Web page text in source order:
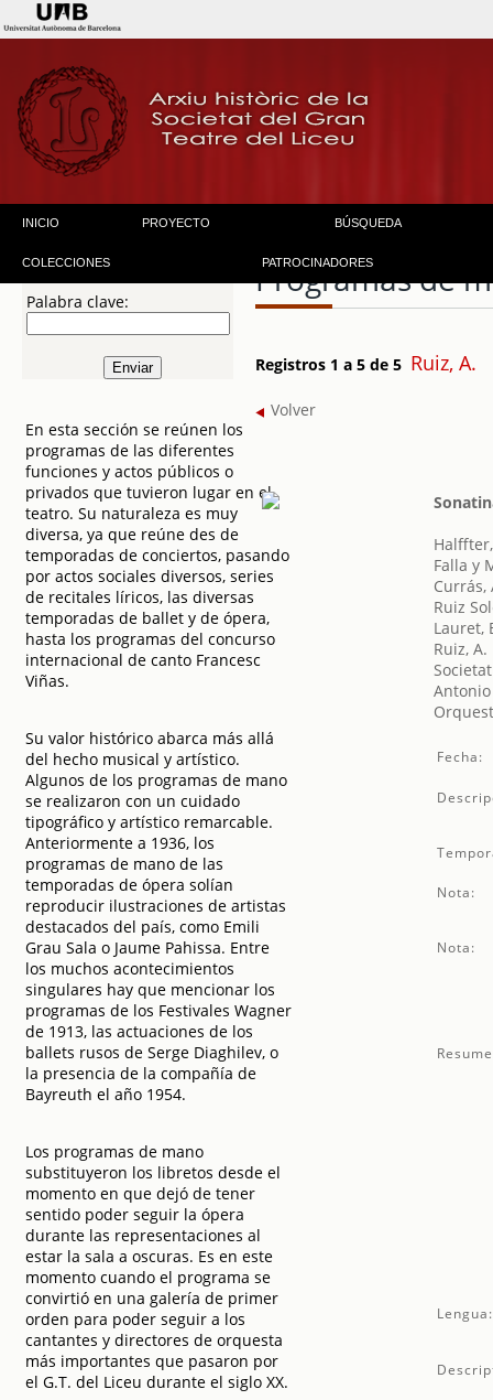
INICIO PROYECTO BÚSQUEDA
COLECCIONES PATROCINADORES
Palabra clave:
En esta sección se reúnen los
programas de las diferentes
funciones y actos públicos o
privados que tuvieron lugar en el
teatro. Su naturaleza es muy
diversa, ya que reúne des de
temporadas de conciertos, pasando
por actos sociales diversos, series
de recitales líricos, las diversas
temporadas de ballet y de ópera,
hasta los programas del concurso
internacional de canto Francesc
Viñas.
Su valor histórico abarca más allá
del hecho musical y artístico.
Algunos de los programas de mano
se realizaron con un cuidado
tipográfico y artístico remarcable.
Anteriormente a 1936, los
programas de mano de las
temporadas de ópera solían
reproducir ilustraciones de artistas
destacados del país, como Emili
Grau Sala o Jaume Pahissa. Entre
los muchos acontecimientos
singulares hay que mencionar los
programas de los Festivales Wagner
de 1913, las actuaciones de los
ballets rusos de Serge Diaghilev, o
la presencia de la compañía de
Bayreuth el año 1954.
Los programas de mano
substituyeron los libretos desde el
momento en que dejó de tener
sentido poder seguir la ópera
durante las representaciones al
estar la sala a oscuras. Es en este
momento cuando el programa se
convirtió en una galería de primer
orden para poder seguir a los
cantantes y directores de orquesta
más importantes que pasaron por
el G.T. del Liceu durante el siglo XX.
Programas de
Registros 1 a 5 de 5 Ruiz, A.
Volver
Falla y
Currás,
Ruiz
Lauret,
Ruiz, A.
Fecha:
Nota:
Nota:
Lengua: